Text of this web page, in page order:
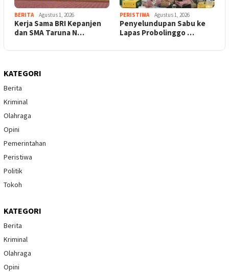
BERITA Agustus 1, 2026
Kerja Sama BRI Kepanjen
dan SMA Taruna N…
PERISTIWA Agustus 1, 2026
Penyelundupan Sabu ke
Lapas Probolinggo …
KATEGORI
Berita
Kriminal
Olahraga
Opini
Pemerintahan
Peristiwa
Politik
Tokoh
KATEGORI
Berita
Kriminal
Olahraga
Opini